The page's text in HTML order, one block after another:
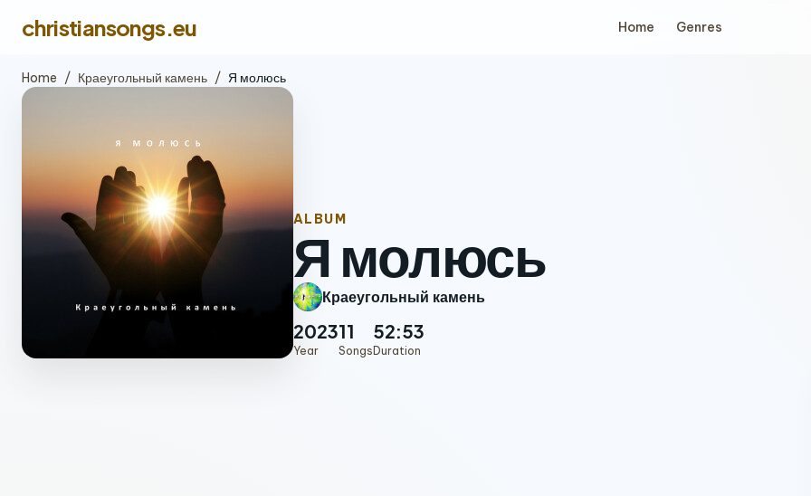
christiansongs.eu Home Genres
Home / Краеугольный камень / Я молюсь
ALBUM
Я молюсь
Краеугольный камень
2023
Year
11
Songs
52:53
Duration